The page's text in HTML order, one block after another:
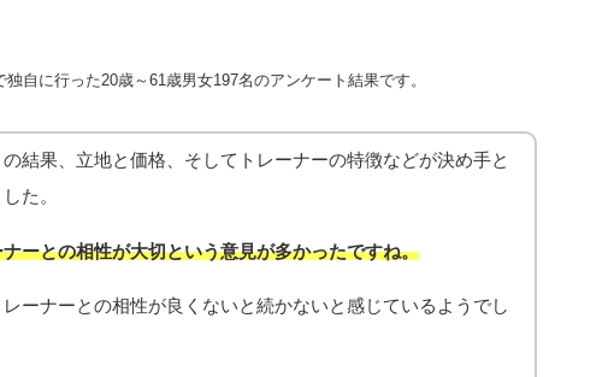
自に行った20歳～61歳男女197名のアンケート結果です。
結果、立地と価格、そしてトレーナーの特徴などが決め手と
た。
ーとの相性が大切という意見が多かったですね。
ーナーとの相性が良くないと続かないと感じているようでし